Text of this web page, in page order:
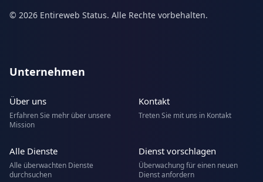
© 2026 Entireweb Status. Alle Rechte vorbehalten.
Unternehmen
Über uns
Erfahren Sie mehr über unsere
Mission
Kontakt
Treten Sie mit uns in Kontakt
Alle Dienste
Alle überwachten Dienste
durchsuchen
Dienst vorschlagen
Überwachung für einen neuen
Dienst anfordern